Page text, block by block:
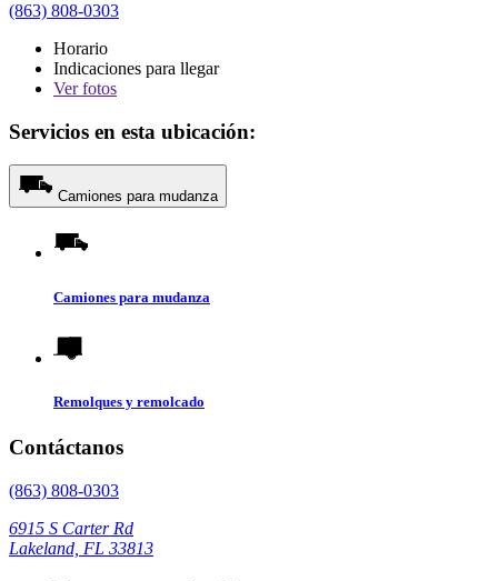
(863) 808-0303
Horario
Indicaciones para llegar
Verfotos
Servicios en esta ubicación:
Camiones para mudanza
Camiones para mudanza
Remolques y remolcado
Contáctanos
(863) 808-0303
6915 S Carter Rd
Lakeland, FL 33813